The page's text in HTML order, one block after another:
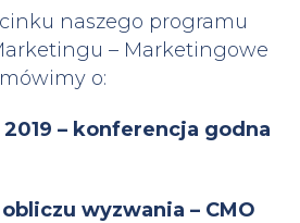
naszego programu
– Marketingowe
o:
– konferencja godna
wyzwania – CMO